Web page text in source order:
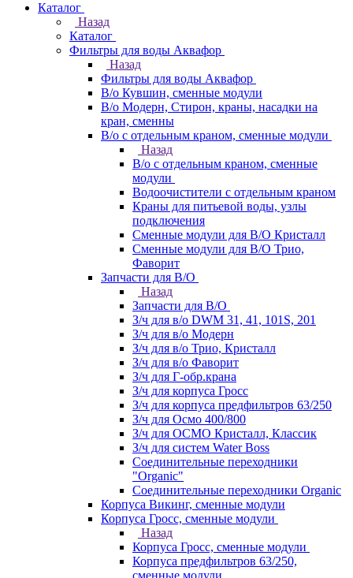
Каталог
Назад
Каталог
Фильтры для воды Аквафор
Назад
Фильтры для воды Аквафор
В/о Кувшин, сменные модули
В/о Модерн, Стирон, краны, насадки на
кран, сменны
В/о с отдельным краном, сменные модули
Назад
В/о с отдельным краном, сменные
модули
Водоочистители с отдельным краном
Краны для питьевой воды, узлы
подключения
Сменные модули для В/О Кристалл
Сменные модули для В/О Трио,
Фаворит
Запчасти для В/О
Назад
Запчасти для В/О
З/ч для в/о DWM 31, 41, 101S, 201
З/ч для в/о Модерн
З/ч для в/о Трио, Кристалл
З/ч для в/о Фаворит
З/ч для Г-обр.крана
З/ч для корпуса Гросс
З/ч для корпуса предфильтров 63/250
З/ч для Осмо 400/800
З/ч для ОСМО Кристалл, Классик
З/ч для систем Water Boss
Соединительные переходники
"Organic"
Соединительные переходники Organic
Корпуса Викинг, сменные модули
Корпуса Гросс, сменные модули
Назад
Корпуса Гросс, сменные модули
Корпуса предфильтров 63/250,
сменные модули